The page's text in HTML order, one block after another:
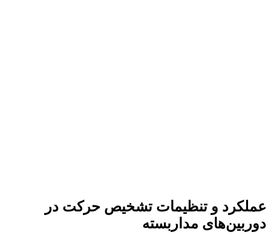
عملکرد و تنظیمات تشخیص حرکت در
دوربین‌های مداربسته